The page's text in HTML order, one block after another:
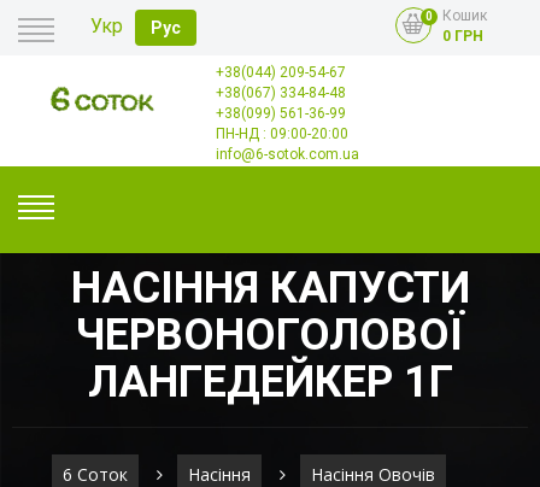
Укр Рус
0
Кошик
0 ГРН
Головна
Оплата
Доставка
+38(044) 209-54-67
+38(067) 334-84-48
+38(099) 561-36-99
ПН-НД : 09:00-20:00
info@6-sotok.com.ua
НАСІННЯ КАПУСТИ
ЧЕРВОНОГОЛОВОЇ
ЛАНГЕДЕЙКЕР 1Г
6 Соток Насіння Насіння Овочів